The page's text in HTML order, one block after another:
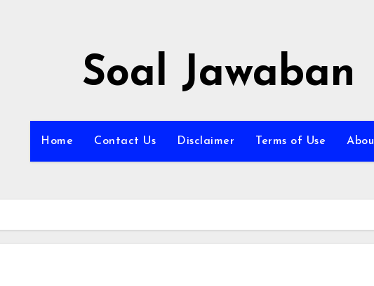
Soal Jawaban
Home Contact Us Disclaimer Terms of Use